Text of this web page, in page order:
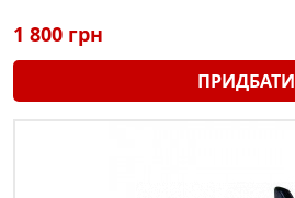
1 800 грн
ПРИДБАТИ